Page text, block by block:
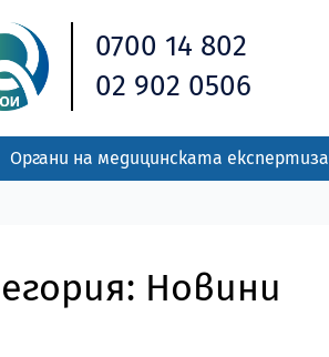
0700 14 802
02 902 0506
Органи на медицинската експертиза
Новини